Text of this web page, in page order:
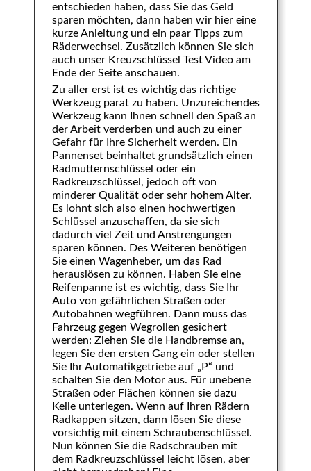
entschieden haben, dass Sie das Geld
sparen möchten, dann haben wir hier eine
kurze Anleitung und ein paar Tipps zum
Räderwechsel. Zusätzlich können Sie sich
auch unser Kreuzschlüssel Test Video am
Ende der Seite anschauen.
Zu aller erst ist es wichtig das richtige
Werkzeug parat zu haben. Unzureichendes
Werkzeug kann Ihnen schnell den Spaß an
der Arbeit verderben und auch zu einer
Gefahr für Ihre Sicherheit werden. Ein
Pannenset beinhaltet grundsätzlich einen
Radmutternschlüssel oder ein
Radkreuzschlüssel, jedoch oft von
minderer Qualität oder sehr hohem Alter.
Es lohnt sich also einen hochwertigen
Schlüssel anzuschaffen, da sie sich
dadurch viel Zeit und Anstrengungen
sparen können. Des Weiteren benötigen
Sie einen Wagenheber, um das Rad
herauslösen zu können. Haben Sie eine
Reifenpanne ist es wichtig, dass Sie Ihr
Auto von gefährlichen Straßen oder
Autobahnen wegführen. Dann muss das
Fahrzeug gegen Wegrollen gesichert
werden: Ziehen Sie die Handbremse an,
legen Sie den ersten Gang ein oder stellen
Sie Ihr Automatikgetriebe auf „P“ und
schalten Sie den Motor aus. Für unebene
Straßen oder Flächen können sie dazu
Keile unterlegen. Wenn auf Ihren Rädern
Radkappen sitzen, dann lösen Sie diese
vorsichtig mit einem Schraubenschlüssel.
Nun können Sie die Radschrauben mit
dem Radkreuzschlüssel leicht lösen, aber